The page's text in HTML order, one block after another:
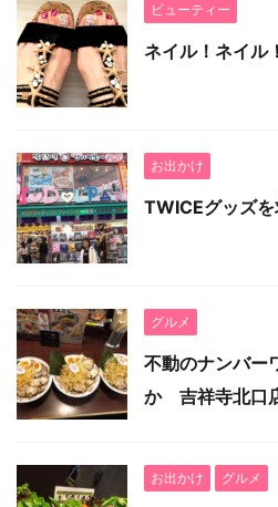
ビューティー
ネイル！ネイル
お出かけ
TWICEグッズ
グルメ
不動のナンバー
か 吉祥寺北口
お出かけ グルメ